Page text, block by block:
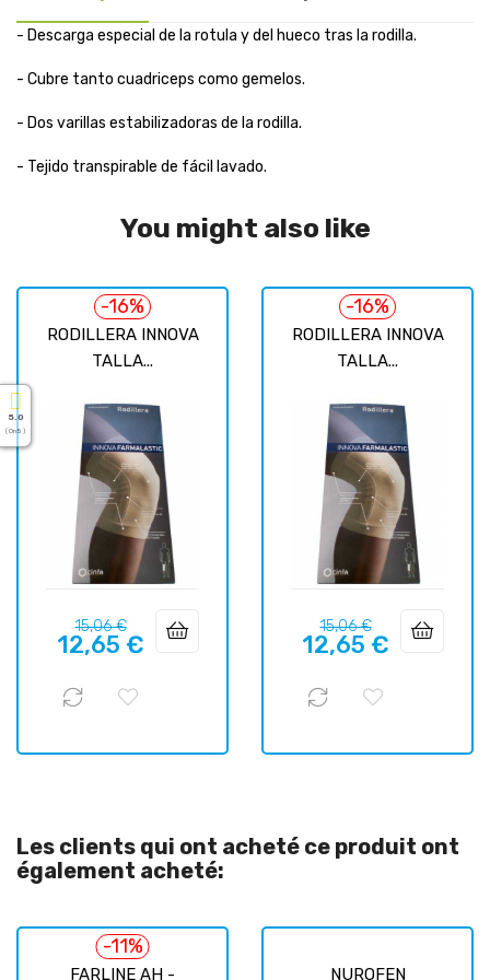
- Descarga especial de la rotula y del hueco tras la rodilla.
- Cubre tanto cuadriceps como gemelos.
- Dos varillas estabilizadoras de la rodilla.
- Tejido transpirable de fácil lavado.
You might also like
RODILLERA INNOVA
TALLA...
-16%
Prix
habituel
15,06 €Prix
12,65 €
RODILLERA INNOVA
TALLA...
-16%
Prix
habituel
15,06 €Prix
12,65 €
Les clients qui ont acheté ce produit ont
également acheté:
FARLINE AH -
-11%
NUROFEN
5.0
( On 5 )